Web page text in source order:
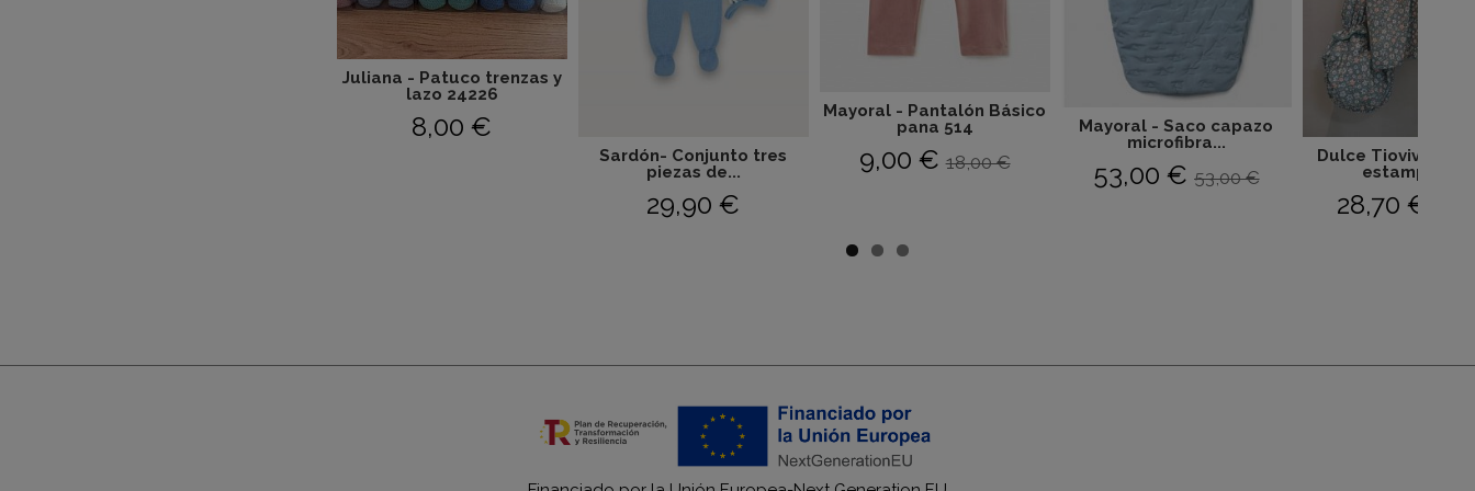
Juliana - Patuco trenzas y
lazo 24226
8,00 €
Sardón- Conjunto tres
piezas de...
29,90 €
Mayoral - Pantalón Básico
pana 514
9,00 €18,00 €
Mayoral - Saco capazo
microfibra...
53,00 € 53,00 €
Dulce Tiovivo -
estampado...
28,70 €